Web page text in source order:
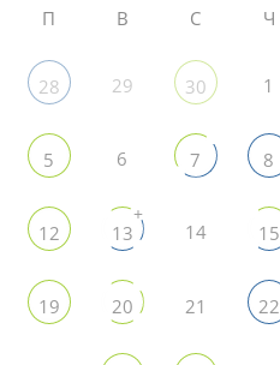
П В С Ч
28 29 30 1
5 6 7 8
12 13
+
14 15
19 20 21 22